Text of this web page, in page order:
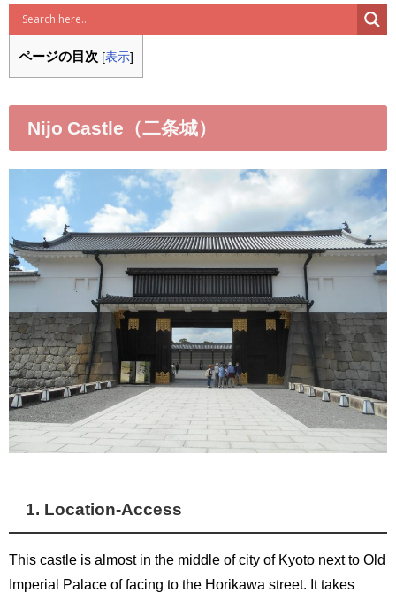
ページの目次 [表示]
Nijo Castle（二条城）
1. Location-Access
This castle is almost in the middle of city of Kyoto next to Old
Imperial Palace of facing to the Horikawa street. It takes